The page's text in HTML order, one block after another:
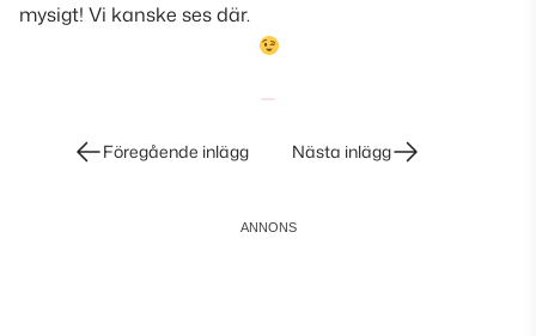
mysigt! Vi kanske ses där.
InläggsnavigeringFöregående inlägg Nästa inlägg